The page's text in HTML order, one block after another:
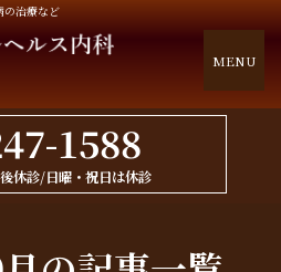
の治療など
MENU
1588
休診/日曜・祝日は休診